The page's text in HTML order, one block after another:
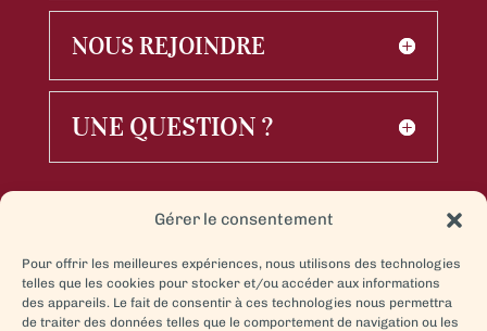
Gérer le consentement
Pour offrir les meilleures expériences, nous utilisons des technologies
telles que les cookies pour stocker et/ou accéder aux informations
des appareils. Le fait de consentir à ces technologies nous permettra
de traiter des données telles que le comportement de navigation ou les
NOUS REJOINDRE
UNE QUESTION ?